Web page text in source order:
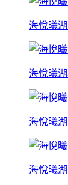
海悅曦
海悅曦
海悅曦
海悅曦